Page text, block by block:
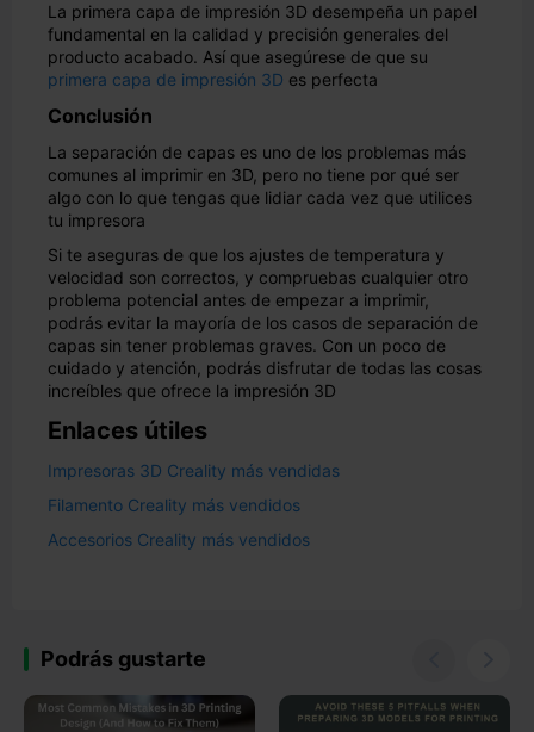
La primera capa de impresión 3D desempeña un papel
fundamental en la calidad y precisión generales del
producto acabado. Así que asegúrese de que su
primera capa de impresión 3D es perfecta
Conclusión
La separación de capas es uno de los problemas más
comunes al imprimir en 3D, pero no tiene por qué ser
algo con lo que tengas que lidiar cada vez que utilices
tu impresora
Si te aseguras de que los ajustes de temperatura y
velocidad son correctos, y compruebas cualquier otro
problema potencial antes de empezar a imprimir,
podrás evitar la mayoría de los casos de separación de
capas sin tener problemas graves. Con un poco de
cuidado y atención, podrás disfrutar de todas las cosas
increíbles que ofrece la impresión 3D
Enlaces útiles
Impresoras 3D Creality más vendidas
Filamento Creality más vendidos
Accesorios Creality más vendidos
Podrás gustarte